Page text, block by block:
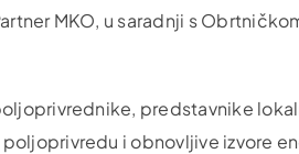
MKO, u saradnji s
predstavnike
i obnovljive izvore